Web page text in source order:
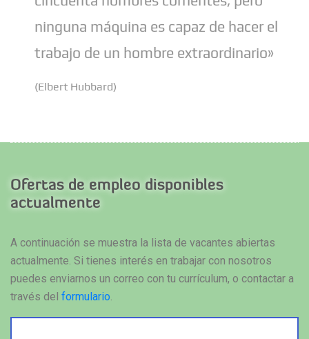
ninguna máquina es capaz de hacer el
trabajo de un hombre extraordinario»
(Elbert Hubbard)
Ofertas de empleo disponibles
actualmente
A continuación se muestra la lista de vacantes abiertas
actualmente. Si tienes interés en trabajar con nosotros
puedes enviarnos un correo con tu currículum, o contactar a
través del formulario.